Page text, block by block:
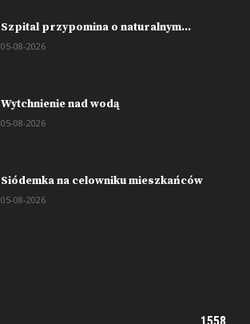
Szpital przypomina o naturalnym...
05-08-2026
Wytchnienie nad wodą
05-08-2026
Siódemka na celowniku mieszkańców
05-08-2026